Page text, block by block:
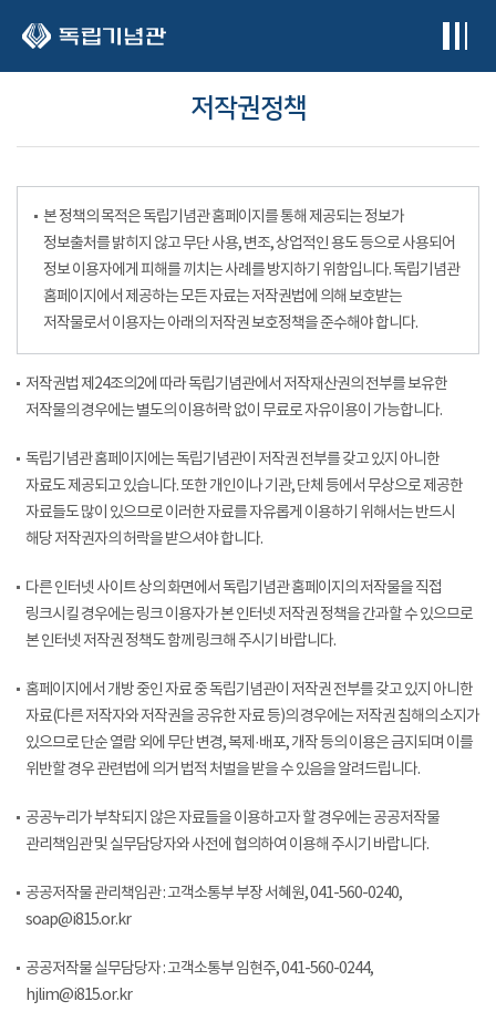
저작권정책
본 정책의 목적은 독립기념관 홈페이지를 통해 제공되는 정보가
정보출처를 밝히지 않고 무단 사용, 변조, 상업적인 용도 등으로 사용되어
정보 이용자에게 피해를 끼치는 사례를 방지하기 위함입니다. 독립기념관
홈페이지에서 제공하는 모든 자료는 저작권법에 의해 보호받는
저작물로서 이용자는 아래의 저작권 보호정책을 준수해야 합니다.
저작권법 제24조의2에 따라 독립기념관에서 저작재산권의 전부를 보유한
저작물의 경우에는 별도의 이용허락 없이 무료로 자유이용이 가능합니다.
독립기념관 홈페이지에는 독립기념관이 저작권 전부를 갖고 있지 아니한
자료도 제공되고 있습니다. 또한 개인이나 기관, 단체 등에서 무상으로 제공한
자료들도 많이 있으므로 이러한 자료를 자유롭게 이용하기 위해서는 반드시
해당 저작권자의 허락을 받으셔야 합니다.
다른 인터넷 사이트 상의 화면에서 독립기념관 홈페이지의 저작물을 직접
링크시킬 경우에는 링크 이용자가 본 인터넷 저작권 정책을 간과할 수 있으므로
본 인터넷 저작권 정책도 함께 링크해 주시기 바랍니다.
홈페이지에서 개방 중인 자료 중 독립기념관이 저작권 전부를 갖고 있지 아니한
자료(다른 저작자와 저작권을 공유한 자료 등)의 경우에는 저작권 침해의 소지가
있으므로 단순 열람 외에 무단 변경, 복제·배포, 개작 등의 이용은 금지되며 이를
위반할 경우 관련법에 의거 법적 처벌을 받을 수 있음을 알려드립니다.
공공누리가 부착되지 않은 자료들을 이용하고자 할 경우에는 공공저작물
관리책임관 및 실무담당자와 사전에 협의하여 이용해 주시기 바랍니다.
공공저작물 관리책임관 : 고객소통부 부장 서혜원, 041-560-0240,
soap@i815.or.kr
공공저작물 실무담당자 : 고객소통부 임현주, 041-560-0244,
hjlim@i815.or.kr